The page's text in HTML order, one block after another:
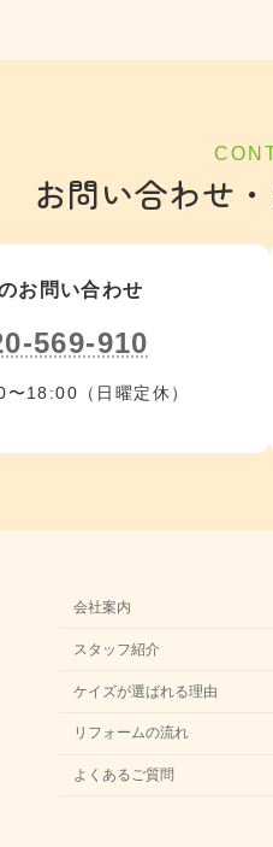
お問い合わせ
お問い合わせ
569-910
18:00（日曜定休）
会社案内
スタッフ紹介
ケイズが選ばれる理由
リフォームの流れ
よくあるご質問